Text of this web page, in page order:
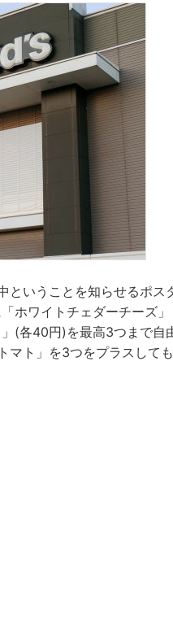
ということを知らせるポス
ホワイトチェダーチーズ
(各40円)を最高3つまで自
ト」を3つをプラスしても